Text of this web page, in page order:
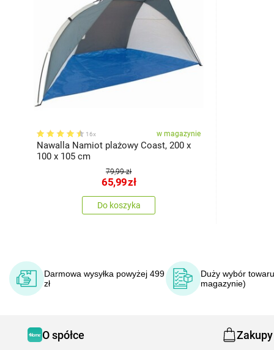
16x w magazynie
Nawalla Namiot plażowy Coast, 200 x
100 x 105 cm
79,99 zł
65,99zł
Do koszyka
Darmowa wysyłka powyżej 499
zł
Duży wybór
magazynie)
O spółce Zakupy